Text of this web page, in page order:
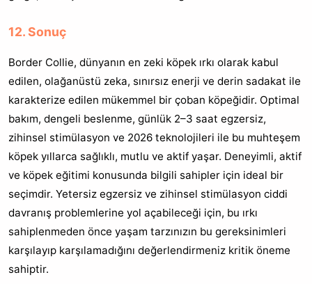
12. Sonuç
Border Collie, dünyanın en zeki köpek ırkı olarak kabul
edilen, olağanüstü zeka, sınırsız enerji ve derin sadakat ile
karakterize edilen mükemmel bir çoban köpeğidir. Optimal
bakım, dengeli beslenme, günlük 2–3 saat egzersiz,
zihinsel stimülasyon ve 2026 teknolojileri ile bu muhteşem
köpek yıllarca sağlıklı, mutlu ve aktif yaşar. Deneyimli, aktif
ve köpek eğitimi konusunda bilgili sahipler için ideal bir
seçimdir. Yetersiz egzersiz ve zihinsel stimülasyon ciddi
davranış problemlerine yol açabileceği için, bu ırkı
sahiplenmeden önce yaşam tarzınızın bu gereksinimleri
karşılayıp karşılamadığını değerlendirmeniz kritik öneme
sahiptir.